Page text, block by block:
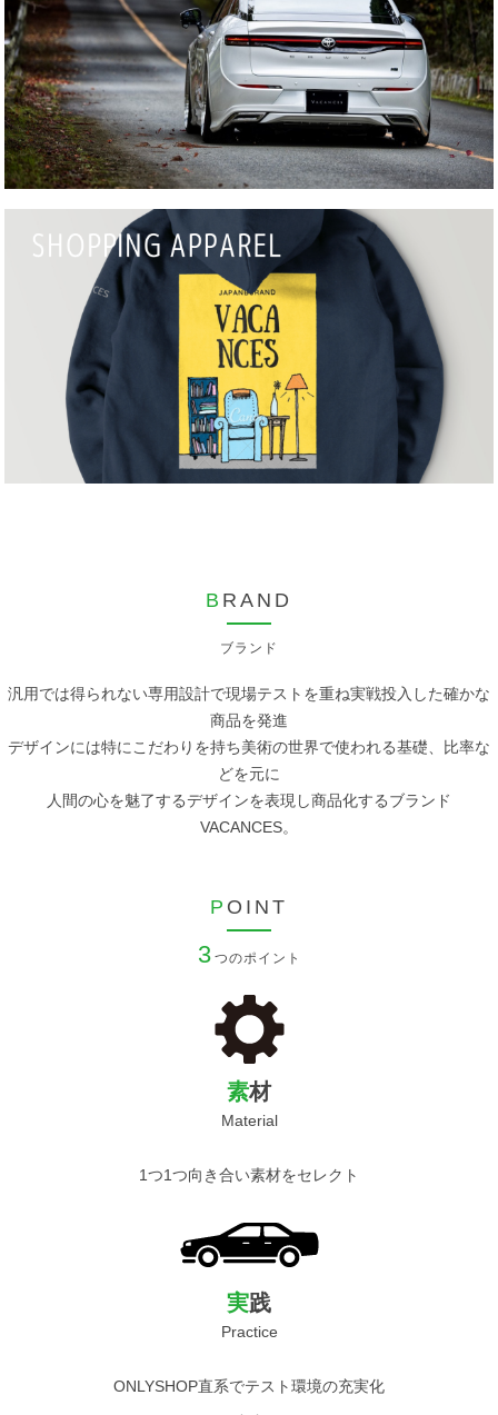
B RAND
ブランド
汎用では得られない専用設計で現場テストを重ね実戦投入した確かな
商品を発進
デザインには特にこだわりを持ち美術の世界で使われる基礎、比率な
どを元に
人間の心を魅了するデザインを表現し商品化するブランド
VACANCES。
P OINT
3 つのポイント
素材
Material
1つ1つ向き合い素材をセレクト
実践
Practice
ONLYSHOP直系でテスト環境の充実化